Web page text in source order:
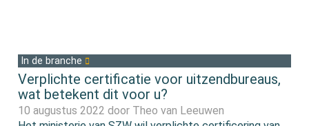
In de branche
Verplichte certificatie voor uitzendbureaus,
wat betekent dit voor u?
10 augustus 2022 door Theo van Leeuwen